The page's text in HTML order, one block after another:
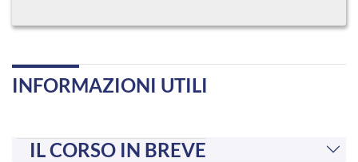
INFORMAZIONI UTILI
IL CORSO IN BREVE